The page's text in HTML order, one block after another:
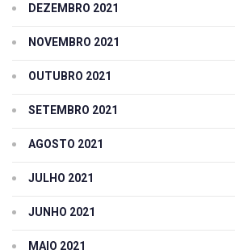
DEZEMBRO 2021
NOVEMBRO 2021
OUTUBRO 2021
SETEMBRO 2021
AGOSTO 2021
JULHO 2021
JUNHO 2021
MAIO 2021